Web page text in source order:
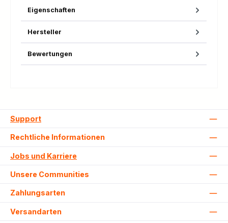
Eigenschaften
Hersteller
Bewertungen
Support
Rechtliche Informationen
Jobs und Karriere
Unsere Communities
Zahlungsarten
Versandarten